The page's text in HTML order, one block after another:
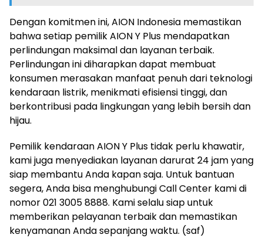
Dengan komitmen ini, AION Indonesia memastikan
bahwa setiap pemilik AION Y Plus mendapatkan
perlindungan maksimal dan layanan terbaik.
Perlindungan ini diharapkan dapat membuat
konsumen merasakan manfaat penuh dari teknologi
kendaraan listrik, menikmati efisiensi tinggi, dan
berkontribusi pada lingkungan yang lebih bersih dan
hijau.
Pemilik kendaraan AION Y Plus tidak perlu khawatir,
kami juga menyediakan layanan darurat 24 jam yang
siap membantu Anda kapan saja. Untuk bantuan
segera, Anda bisa menghubungi Call Center kami di
nomor 021 3005 8888. Kami selalu siap untuk
memberikan pelayanan terbaik dan memastikan
kenyamanan Anda sepanjang waktu. (saf)